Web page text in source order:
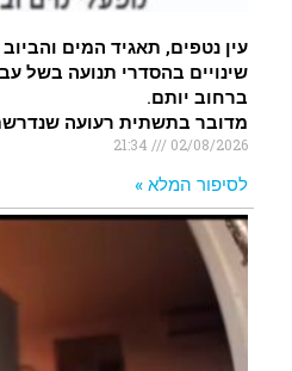
עין נטפים, תאגיד המים
שינויים בהסדרי תנועה בשל
ברחוב יותם.
מדובר בתשתית רעועה
02/08/2026
לסיפור המלא »